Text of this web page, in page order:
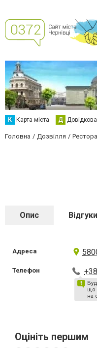
К Карта міста Д Довідкова
Головна Дозвілля
Опис Відгуки
Адреса
Телефон
що
на
Оцініть першим